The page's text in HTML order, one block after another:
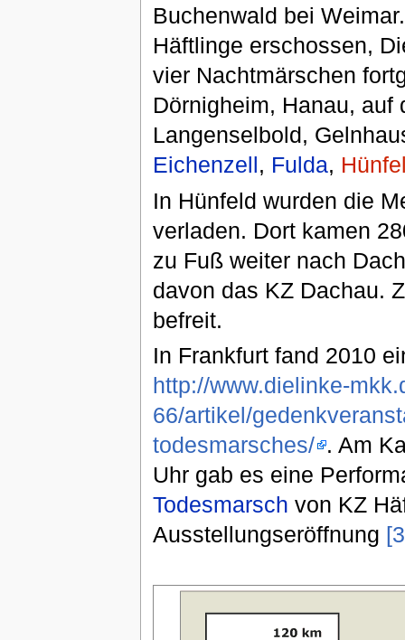
Buchenwald bei
Häftlinge erschossen,
vier Nachtmärschen
Dörnigheim, Hanau, auf
Langenselbold,
Eichenzell, Fulda,
In Hünfeld wurden die
verladen. Dort kamen
zu Fuß weiter nach
davon das KZ Dachau.
befreit.
In Frankfurt fand 2010
http://www.dielinke-
66/artikel/
todesmarsches/ . Am
Uhr gab es eine
Todesmarsch von KZ
Ausstellungseröffnung